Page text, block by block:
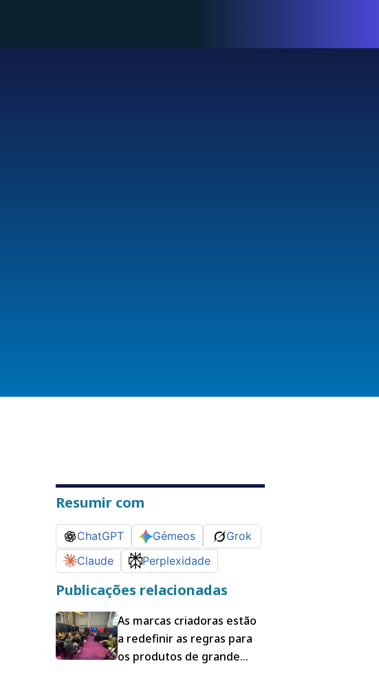
Resumir com
ChatGPT Gémeos
Grok
Claude
Perplexidade
Publicações relacionadas
As marcas criadoras estão
a redefinir as regras para
os produtos de grande